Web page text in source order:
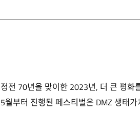
정전 70년을 맞이한 2023년, 더 큰 평화
5월부터 진행된 페스티벌은 DMZ 생태